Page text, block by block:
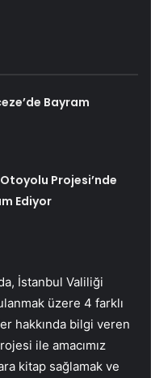
Bayram
Projesi’nde
Ediyor
İstanbul Valiliği
üzere 4 farklı
hakkında bilgi veren
ile amacımız
kitap sağlamak ve